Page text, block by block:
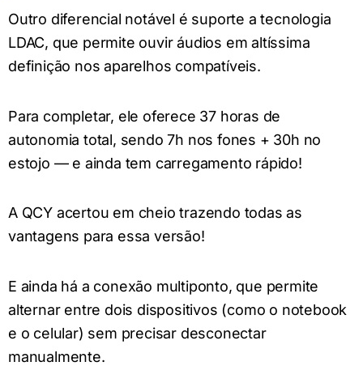
Outro diferencial notável é suporte a tecnologia
LDAC, que permite ouvir áudios em altíssima
definição nos aparelhos compatíveis.
Para completar, ele oferece 37 horas de
autonomia total, sendo 7h nos fones + 30h no
estojo — e ainda tem carregamento rápido!
A QCY acertou em cheio trazendo todas as
vantagens para essa versão!
E ainda há a conexão multiponto, que permite
alternar entre dois dispositivos (como o notebook
e o celular) sem precisar desconectar
manualmente.